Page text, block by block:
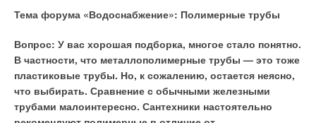
Тема форума «Водоснабжение»: Полимерные трубы
Вопрос: У вас хорошая подборка, многое стало понятно.
В частности, что металлополимерные трубы — это тоже
пластиковые трубы. Но, к сожалению, остается неясно,
что выбирать. Сравнение с обычными железными
трубами малоинтересно. Сантехники настоятельно
быть сбалансирована, программа выдает информацию.
Кроме того, можно просмотреть интенсивность расхода в
сети, потери давления, высоту расположения и другие
технические данные. MagiCAD включает в себя расчет
системы трубопроводов, балансировку, создание разрезов,
базы данных фирм-изготовителей оборудования и его
спецификацию. В MagiCAD включен расчет уровня шума в